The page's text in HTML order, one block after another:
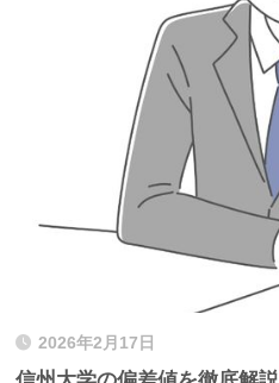
2026年2月17日